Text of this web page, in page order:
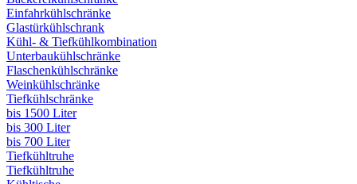
Einfahrkühlschränke
Glastürkühlschrank
Kühl- & Tiefkühlkombination
Unterbaukühlschränke
Flaschenkühlschränke
Weinkühlschränke
Tiefkühlschränke
bis 1500 Liter
bis 300 Liter
bis 700 Liter
Tiefkühltruhe
Tiefkühltruhe